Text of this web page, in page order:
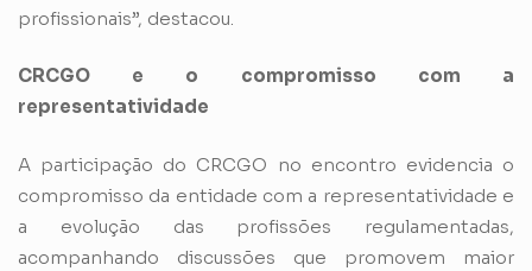
profissionais”, destacou.
CRCGO e o compromisso com a
representatividade
A participação do CRCGO no encontro evidencia o
compromisso da entidade com a representatividade e
a evolução das profissões regulamentadas,
acompanhando discussões que promovem maior